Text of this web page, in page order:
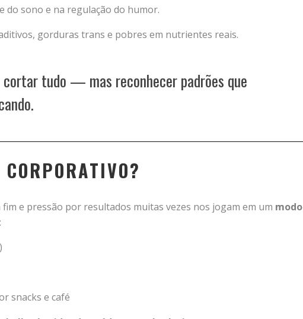
do sono e na regulação do humor.
gorduras trans e pobres em nutrientes reais.
cortar tudo — mas reconhecer padrões que
e pressão por resultados muitas vezes nos jogam em um modo
:
snacks e café